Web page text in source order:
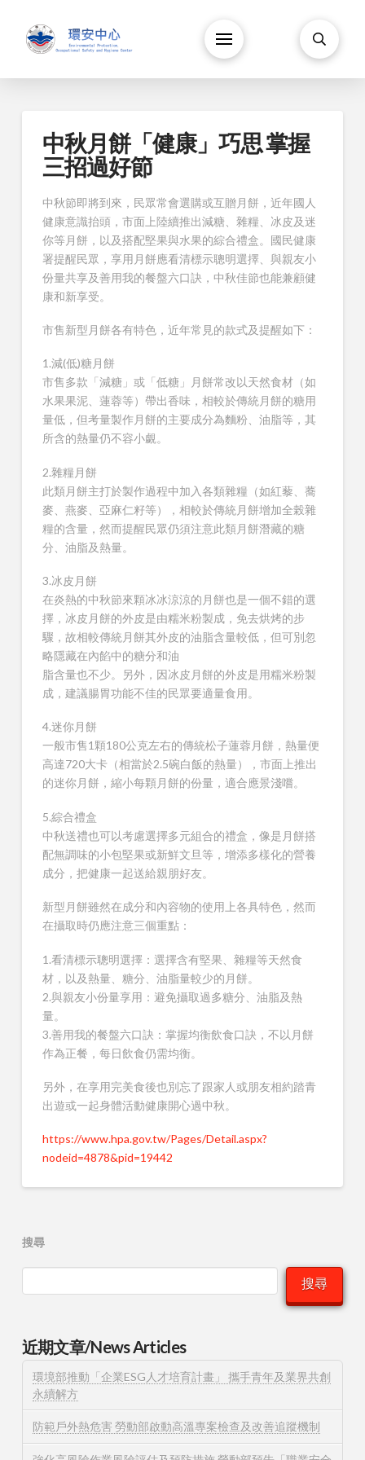
中秋月餅「健康」巧思 掌握
三招過好節
中秋節即將到來，民眾常會選購或互贈月餅，近年國人
健康意識抬頭，市面上陸續推出減糖、雜糧、冰皮及迷
你等月餅，以及搭配堅果與水果的綜合禮盒。國民健康
署提醒民眾，享用月餅應看清標示聰明選擇、與親友小
份量共享及善用我的餐盤六口訣，中秋佳節也能兼顧健
康和新享受。
市售新型月餅各有特色，近年常見的款式及提醒如下：
1.減(低)糖月餅
市售多款「減糖」或「低糖」月餅常改以天然食材（如
水果果泥、蓮蓉等）帶出香味，相較於傳統月餅的糖用
量低，但考量製作月餅的主要成分為麵粉、油脂等，其
所含的熱量仍不容小覷。
2.雜糧月餅
此類月餅主打於製作過程中加入各類雜糧（如紅藜、蕎
麥、燕麥、亞麻仁籽等），相較於傳統月餅增加全榖雜
糧的含量，然而提醒民眾仍須注意此類月餅潛藏的糖
分、油脂及熱量。
3.冰皮月餅
在炎熱的中秋節來顆冰冰涼涼的月餅也是一個不錯的選
擇，冰皮月餅的外皮是由糯米粉製成，免去烘烤的步
驟，故相較傳統月餅其外皮的油脂含量較低，但可別忽
略隱藏在內餡中的糖分和油
脂含量也不少。另外，因冰皮月餅的外皮是用糯米粉製
成，建議腸胃功能不佳的民眾要適量食用。
4.迷你月餅
一般市售1顆180公克左右的傳統松子蓮蓉月餅，熱量便
高達720大卡（相當於2.5碗白飯的熱量），市面上推出
的迷你月餅，縮小每顆月餅的份量，適合應景淺嚐。
5.綜合禮盒
中秋送禮也可以考慮選擇多元組合的禮盒，像是月餅搭
配無調味的小包堅果或新鮮文旦等，增添多樣化的營養
成分，把健康一起送給親朋好友。
新型月餅雖然在成分和內容物的使用上各具特色，然而
在攝取時仍應注意三個重點：
1.看清標示聰明選擇：選擇含有堅果、雜糧等天然食
材，以及熱量、糖分、油脂量較少的月餅。
2.與親友小份量享用：避免攝取過多糖分、油脂及熱
量。
3.善用我的餐盤六口訣：掌握均衡飲食口訣，不以月餅
作為正餐，每日飲食仍需均衡。
另外，在享用完美食後也別忘了跟家人或朋友相約踏青
出遊或一起身體活動健康開心過中秋。
https://www.hpa.gov.tw/Pages/Detail.aspx?
nodeid=4878&pid=19442
搜尋
搜尋
近期文章/News Articles
環境部推動「企業ESG人才培育計畫」 攜手青年及業界共創
永續解方
防範戶外熱危害 勞動部啟動高溫專案檢查及改善追蹤機制